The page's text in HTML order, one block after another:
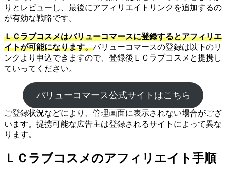
りとレビューし、最後にアフィリエイトリンクを追加するの
が有効な戦略です。
ＬＣラブコスメはバリューコマースに登録するとアフィリエ
イトが可能になります。バリューコマースの登録は以下のリ
ンクより申込できますので、登録後ＬＣラブコスメと提携し
ていってください。
バリューコマース公式サイトはこちら
ご登録状況などにより、管理画面に表示されない場合がござ
います。提携可能な広告主は登録されるサイトによって異な
ります。
ＬＣラブコスメのアフィリエイト手順